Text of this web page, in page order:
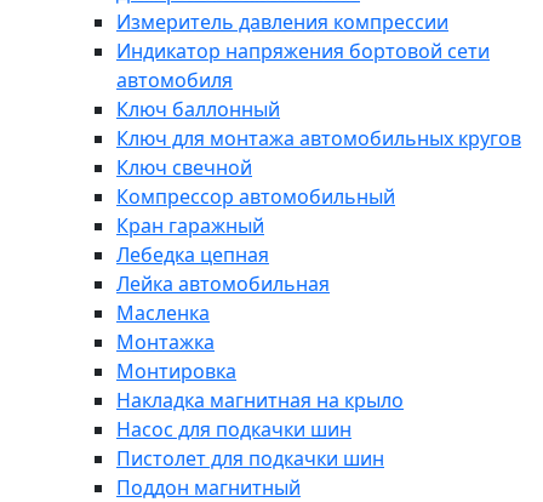
Измеритель давления компрессии
Индикатор напряжения бортовой сети
автомобиля
Ключ баллонный
Ключ для монтажа автомобильных кругов
Ключ свечной
Компрессор автомобильный
Кран гаражный
Лебедка цепная
Лейка автомобильная
Масленка
Монтажка
Монтировка
Накладка магнитная на крыло
Насос для подкачки шин
Пистолет для подкачки шин
Поддон магнитный